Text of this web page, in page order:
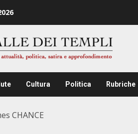
Cultura Politica Rubriche
CHANCE